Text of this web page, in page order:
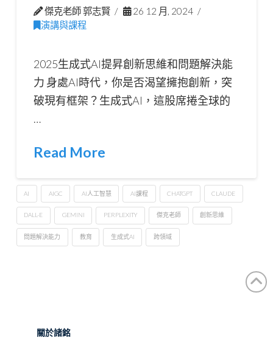
傑克老師 郭志賢
26 12 月, 2024
演講與課程
2025生成式AI提昇創新思維和問題解決能
力 身處AI時代，你是否渴望擁抱創新，突
破現有框架？生成式AI，這股席捲全球的
…
Read More
AI AIGC AI人工智慧 AI課程 CHATGPT CLAUDE
DALL-E GEMINI PERPLEXITY 傑克老師 創新思維
問題解決能力 教育 生成式AI 跨領域
關於諸銘